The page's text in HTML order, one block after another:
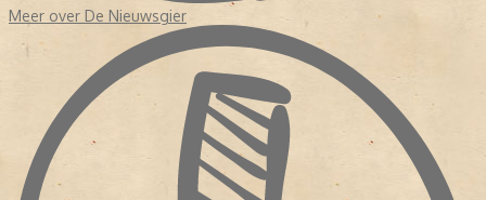
Meer over De Nieuwsgier